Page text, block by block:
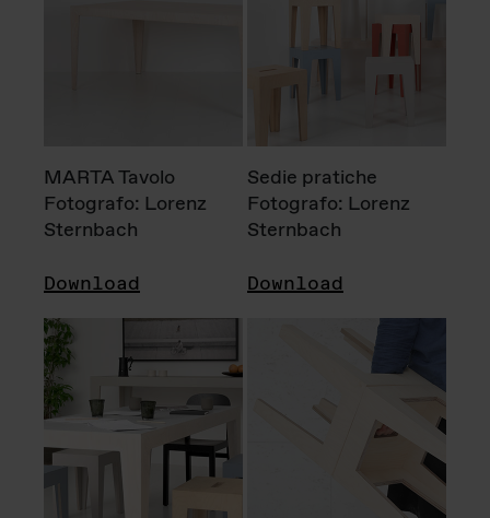
MARTA Tavolo
Fotografo: Lorenz
Sternbach
Download
Sedie pratiche
Fotografo: Lorenz
Sternbach
Download